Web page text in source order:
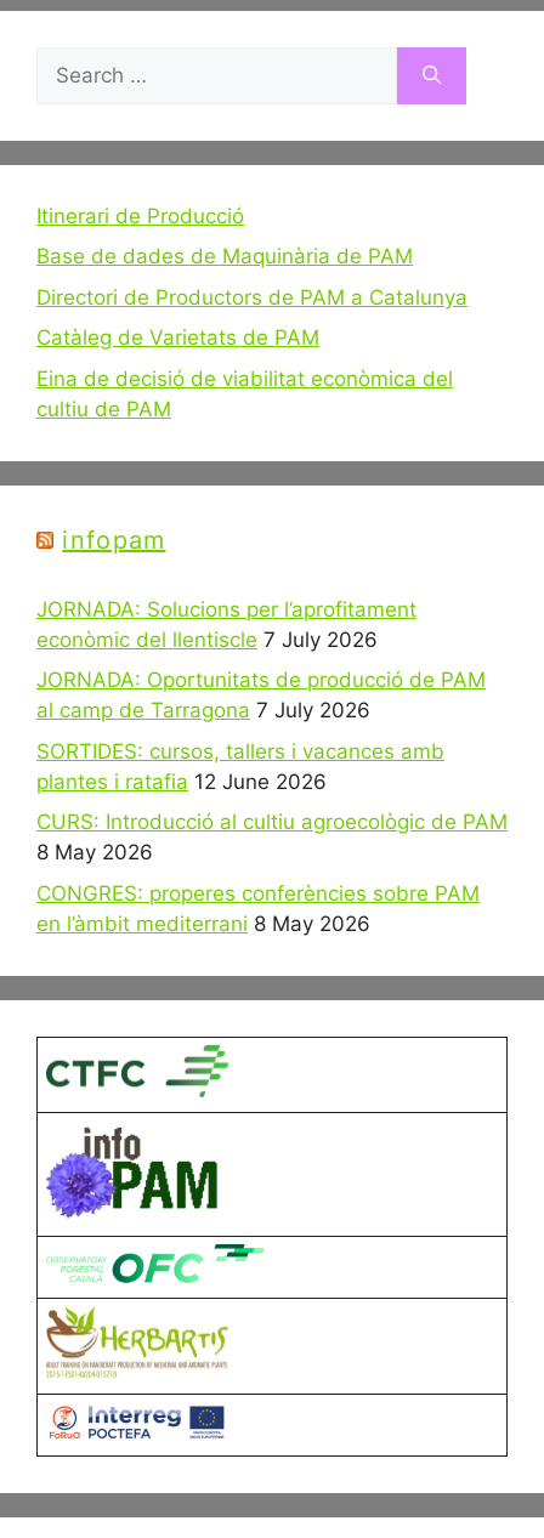
for:
Itinerari de Producció
Base de dades de Maquinària de PAM
Directori de Productors de PAM a Catalunya
Catàleg de Varietats de PAM
Eina de decisió de viabilitat econòmica del
cultiu de PAM
infopam
JORNADA: Solucions per l’aprofitament
econòmic del llentiscle 7 July 2026
JORNADA: Oportunitats de producció de PAM
al camp de Tarragona 7 July 2026
SORTIDES: cursos, tallers i vacances amb
plantes i ratafia 12 June 2026
CURS: Introducció al cultiu agroecològic de PAM
8 May 2026
CONGRES: properes conferències sobre PAM
en l’àmbit mediterrani 8 May 2026